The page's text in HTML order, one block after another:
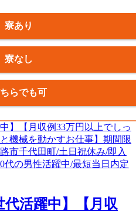
寮あり
寮なし
らでも可
代活躍中】【月収